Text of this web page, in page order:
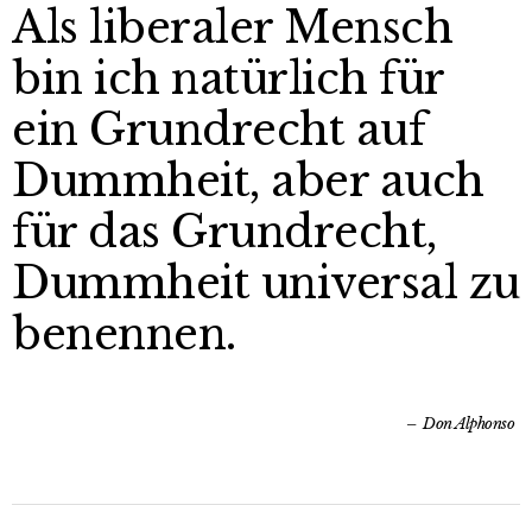
Als liberaler Mensch
bin ich natürlich für
ein Grundrecht auf
Dummheit, aber auch
für das Grundrecht,
Dummheit universal zu
benennen.
Don Alphonso